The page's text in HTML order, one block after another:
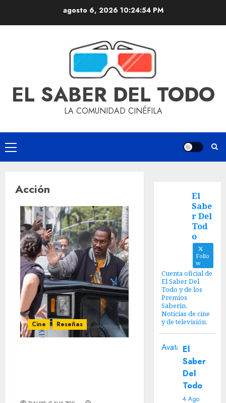
agosto 6, 2026 10:24:55 PM
EL SABER DEL TODO
LA COMUNIDAD CINÉFILA
Acción
Cine Reseñas
El
Sabe
r Del
Tod
o
Follo
w
Cuenta oficial de
El Saber Del
Todo y de los
Premios
Saberin.
Noticias de cine
y de televisión.
Avatar El
Saber
Del
Todo
4 Ago